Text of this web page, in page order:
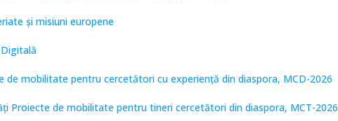
și misiuni europene
Digitală
de mobilitate pentru cercetători cu experiență din diaspora, MCD-2026
Proiecte de mobilitate pentru tineri cercetători din diaspora, MCT-2026